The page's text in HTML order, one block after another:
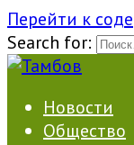
Перейти к
Search for:
Новости
Общество